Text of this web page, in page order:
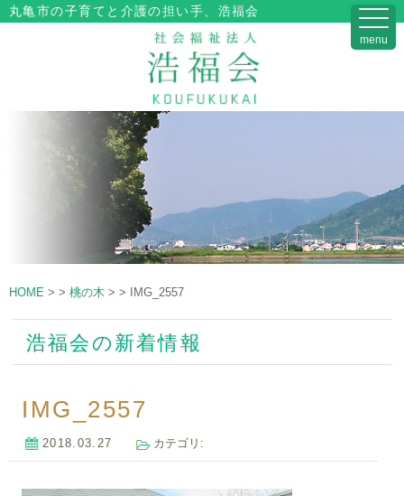
丸亀市の子育てと介護の担い手、浩福会
HOME > > 桃の木 > > IMG_2557
浩福会の新着情報
IMG_2557
2018.03.27 カテゴリ:
menu